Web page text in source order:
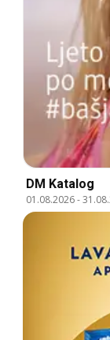
DM Katalog
01.08.2026-